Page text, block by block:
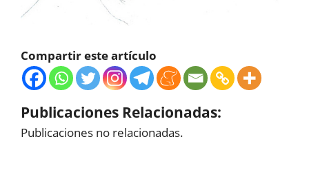
Compartir este artículo
Publicaciones Relacionadas:
Publicaciones no relacionadas.